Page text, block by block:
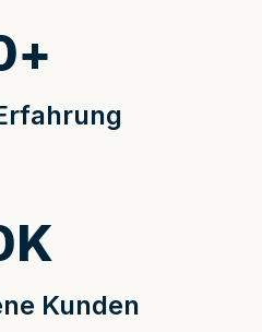
+
Kunden
K